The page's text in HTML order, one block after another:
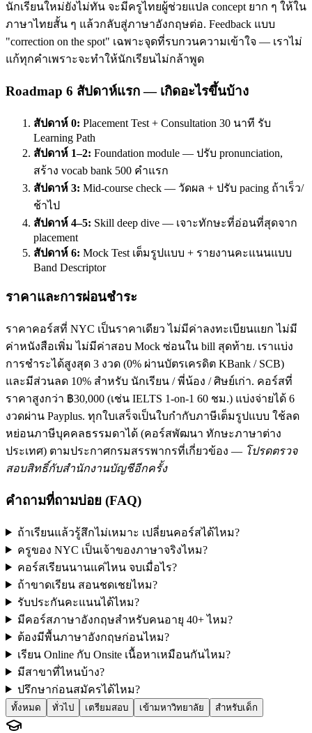
นักเรียนใหม่ยังไม่ทัน จะมีครูไทยผู้ช่วยแปล concept ยาก ๆ ให้ใน
ภาษาไทยสั้น ๆ แล้วกลับสู่ภาษาอังกฤษต่อ. Feedback แบบ
"correction on the spot" เฉพาะจุดที่รบกวนความเข้าใจ — เราไม่
แก้ทุกคำเพราะจะทำให้นักเรียนไม่กล้าพูด
Roadmap 6 สัปดาห์แรก — เกิดอะไรขึ้นบ้าง
สัปดาห์ 0: Placement Test + Consultation 30 นาที รับ
Learning Path
สัปดาห์ 1–2: Foundation module — ปรับ pronunciation,
สร้าง vocab bank 500 คำแรก
สัปดาห์ 3: Mid-course check — วัดผล + ปรับ pacing ถ้าเร็ว/
ช้าไป
สัปดาห์ 4–5: Skill deep dive — เจาะทักษะที่อ่อนที่สุดจาก
placement
สัปดาห์ 6: Mock Test เต็มรูปแบบ + รายงานคะแนนแบบ
Band Descriptor
ราคาและการผ่อนชำระ
ราคาคอร์สที่ NYC เป็นราคาเดียว ไม่มีค่าลงทะเบียนแยก ไม่มี
ค่าหนังสือเพิ่ม ไม่มีค่าสอบ Mock ซ่อนใน bill สุดท้าย. เราแบ่ง
การชำระได้สูงสุด 3 งวด (0% ผ่านบัตรเครดิต KBank / SCB)
และมีส่วนลด 10% สำหรับ นักเรียน / พี่น้อง / ศิษย์เก่า. คอร์สที่
ราคาสูงกว่า ฿30,000 (เช่น IELTS 1-on-1 60 ชม.) แบ่งจ่ายได้ 6
งวดผ่าน Payplus. ทุกใบเสร็จเป็นใบกำกับภาษีเต็มรูปแบบ ใช้ลด
หย่อนภาษีบุคคลธรรมดาได้ (คอร์สพัฒนา ทักษะภาษาต่าง
ประเทศ) ตามประกาศกรมสรรพากรที่เกี่ยวข้อง — โปรดตรวจ
สอบสิทธิ์กับสำนักงานบัญชีอีกครั้ง
คำถามที่ถามบ่อย (FAQ)
ถ้าเรียนแล้วรู้สึกไม่เหมาะ เปลี่ยนคอร์สได้ไหม?
ครูของ NYC เป็นเจ้าของภาษาจริงไหม?
คอร์สเรียนนานแค่ไหน จบเมื่อไร?
ถ้าขาดเรียน สอนชดเชยไหม?
รับประกันคะแนนได้ไหม?
มีคอร์สภาษาอังกฤษสำหรับคนอายุ 40+ ไหม?
ต้องมีพื้นภาษาอังกฤษก่อนไหม?
เรียน Online กับ Onsite เนื้อหาเหมือนกันไหม?
มีสาขาที่ไหนบ้าง?
ปรึกษาก่อนสมัครได้ไหม?
ทั้งหมด ทั่วไป เตรียมสอบ เข้ามหาวิทยาลัย สำหรับเด็ก